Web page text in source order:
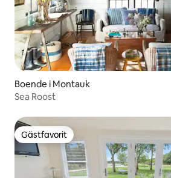
Boende i Montauk
Sea Roost
Gästfavorit
Gästfavorit